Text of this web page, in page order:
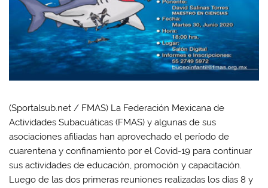
(Sportalsub.net / FMAS) La Federación Mexicana de
Actividades Subacuáticas (FMAS) y algunas de sus
asociaciones afiliadas han aprovechado el período de
cuarentena y confinamiento por el Covid-19 para continuar
sus actividades de educación, promoción y capacitación.
Luego de las dos primeras reuniones realizadas los días 8 y